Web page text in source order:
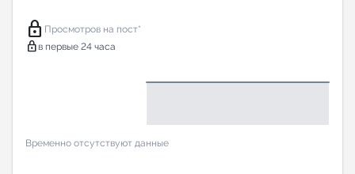
lock Просмотров на пост*
lock в первые 24 часа
Временно отсутствуют данные